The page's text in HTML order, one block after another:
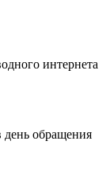
интернета
обращения